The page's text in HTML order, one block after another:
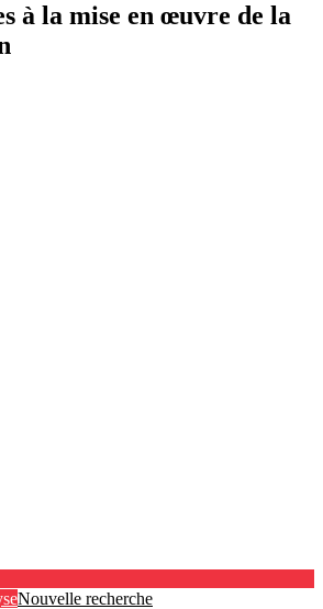
à la mise en œuvre de la
Nouvelle recherche